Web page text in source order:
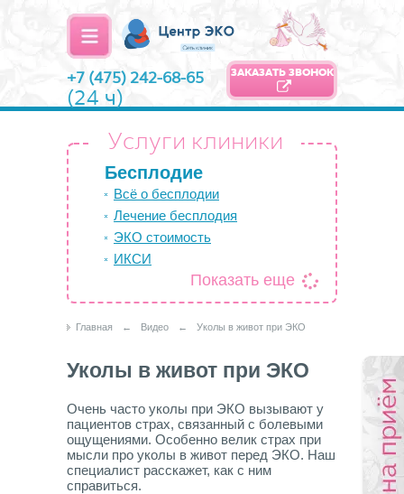
+7 (475) 242-68-65
(24 ч)
ЗАКАЗАТЬ ЗВОНОК
Услуги клиники
Бесплодие
Всё о бесплодии
Лечение бесплодия
ЭКО стоимость
ИКСИ
Показать еще
Главная ← Видео ← Уколы в живот при ЭКО
Уколы в живот при ЭКО
Очень часто уколы при ЭКО вызывают у
пациентов страх, связанный с болевыми
ощущениями. Особенно велик страх при
мысли про уколы в живот перед ЭКО. Наш
специалист расскажет, как с ним
справиться.